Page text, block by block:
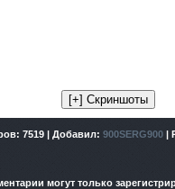
: 7519 | Добавил: 900SERG900 |
могут только